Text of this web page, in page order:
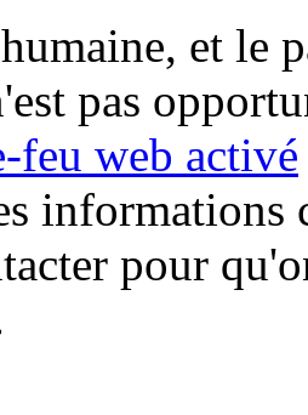
et le
pas
feu web activé
informations
pour